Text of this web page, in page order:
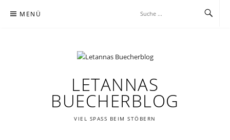
Inhalt MENÜ
LETANNAS
BUECHERBLOG
VIEL SPASS BEIM STÖBERN